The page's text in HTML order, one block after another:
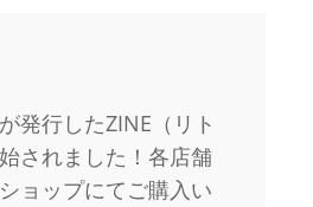
発行したZINE（リト
されました！各店舗
ョップにてご購入い